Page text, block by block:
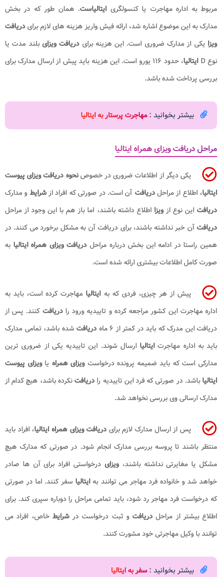
مربوط به اداره مهاجرت یا کنسولگری ایتالیاست. همان طور که در بخش
مدارک به این موضوع اشاره شد، ارائه فیش واریز هزینه های لازم برایدریافت
ویزا یکی از مدارک ضروری است. این هزینه برای دریافت ویزای بلند مدت یا
نوع D
ایتالیا
، حدود ۱۱۶ یورو است. این هزینه باید پیش از ارسال مدارک برای
بررسی پرداخت شده باشد.
بیشتر بخوانید : مهاجرت پرستار به ایتالیا
مراحل دریافت ویزای همراه ایتالیا
یکی دیگر از اطلاعات ضروری در خصوصنحوه دریافت ویزای پیوست
ایتالیا، اطلاع از مراحلدریافت آن است. در صورتی که افراد ازشرایط و مدارک
دریافتاین نوع ازویزا اطلاع داشته باشند، اما باز هم با این وجود از مراحل
دریافتآن خبر نداشته باشند، برای دریافت آن به مشکل برخورد می کنند. در
همین راستا در ادامه این بخش درباره مراحل دریافت ویزای همراه ایتالیا به
صورت کامل اطلاعات بیشتری ارائه شده است.
پیش از هر چیزی، فردی که به ایتالیا مهاجرت کرده است، باید به
اداره مهاجرت این کشور مراجعه کرده و تاییدیه ورود رادریافت کنند. پس از
دریافت این مدرک که باید در کمتر از ۶ ماه
دریافتشده باشد، تمامی مدارک
باید به اداره مهاجرت ایتالیا ارسال شوند. این تاییدیه یکی از ضروری ترین
مدارکی است که باید ضمیمه پرونده درخواست ویزای همراه یاویزای پیوست
ایتالیا باشد. در صورتی که فرد این تاییدیه را دریافتنکرده باشد، هیچ کدام از
مدارک ارسالی وی بررسی نخواهد شد.
پس از ارسال مدارک لازم برای دریافت ویزای همراه ایتالیا، افراد باید
منتظر باشند تا پروسه بررسی مدارک انجام شود. در صورتی که مدارک هیچ
مشکل یا مغایرتی نداشته باشند،ویزای درخواستی افراد برای آن ها صادر
خواهد شد و خانواده فرد مهاجر می توانند به ایتالیا سفر کنند. اما در صورتی
که درخواست فرد مهاجر رد شود، باید تمامی مراحل را دوباره سپری کند. برای
اطلاع بیشتر از مراحل دریافت و ثبت درخواست درشرایط خاص، افراد می
توانند با وکیل مهاجرتی خود مشورت کنند.
بیشتر بخوانید : سفر به ایتالیا